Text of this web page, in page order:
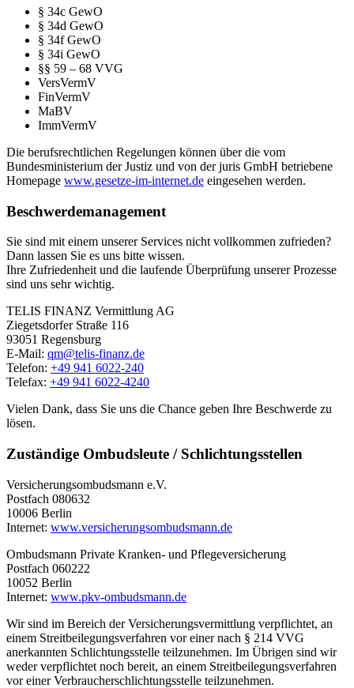
§ 34c GewO
§ 34d GewO
§ 34f GewO
§ 34i GewO
§§ 59 – 68 VVG
VersVermV
FinVermV
MaBV
ImmVermV
Die berufsrechtlichen Regelungen können über die vom
Bundesministerium der Justiz und von der juris GmbH betriebene
Homepage www.gesetze-im-internet.de eingesehen werden.
Beschwerdemanagement
Sie sind mit einem unserer Services nicht vollkommen zufrieden?
Dann lassen Sie es uns bitte wissen.
Ihre Zufriedenheit und die laufende Überprüfung unserer Prozesse
sind uns sehr wichtig.
TELIS FINANZ Vermittlung AG
Ziegetsdorfer Straße 116
93051 Regensburg
E-Mail: qm@telis-finanz.de
Telefon: +49 941 6022-240
Telefax: +49 941 6022-4240
Vielen Dank, dass Sie uns die Chance geben Ihre Beschwerde zu
lösen.
Zuständige Ombudsleute / Schlichtungsstellen
Versicherungsombudsmann e.V.
Postfach 080632
10006 Berlin
Internet: www.versicherungsombudsmann.de
Ombudsmann Private Kranken- und Pflegeversicherung
Postfach 060222
10052 Berlin
Internet: www.pkv-ombudsmann.de
Wir sind im Bereich der Versicherungsvermittlung verpflichtet, an
einem Streitbeilegungsverfahren vor einer nach § 214 VVG
anerkannten Schlichtungsstelle teilzunehmen. Im Übrigen sind wir
weder verpflichtet noch bereit, an einem Streitbeilegungsverfahren
vor einer Verbraucherschlichtungsstelle teilzunehmen.